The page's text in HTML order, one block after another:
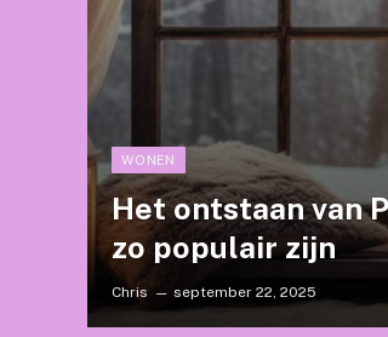
WONEN
Het ontstaan van
zo populair zijn
Chris september 22, 2025